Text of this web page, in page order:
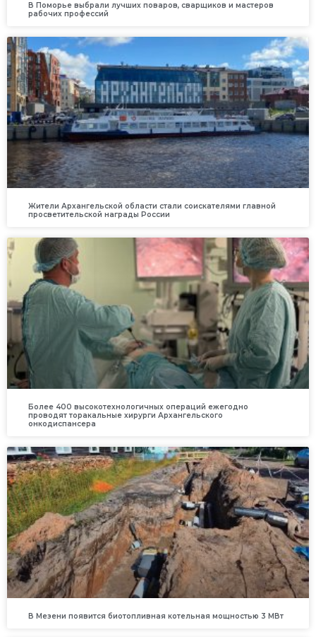
В Поморье выбрали лучших поваров, сварщиков и мастеров
рабочих профессий
Жители Архангельской области стали соискателями главной
просветительской награды России
Более 400 высокотехнологичных операций ежегодно
проводят торакальные хирурги Архангельского
онкодиспансера
В Мезени появится биотопливная котельная мощностью 3 МВт